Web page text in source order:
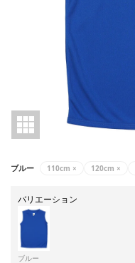
ブルー 110cm × 120cm ×
バリエーション
ブルー